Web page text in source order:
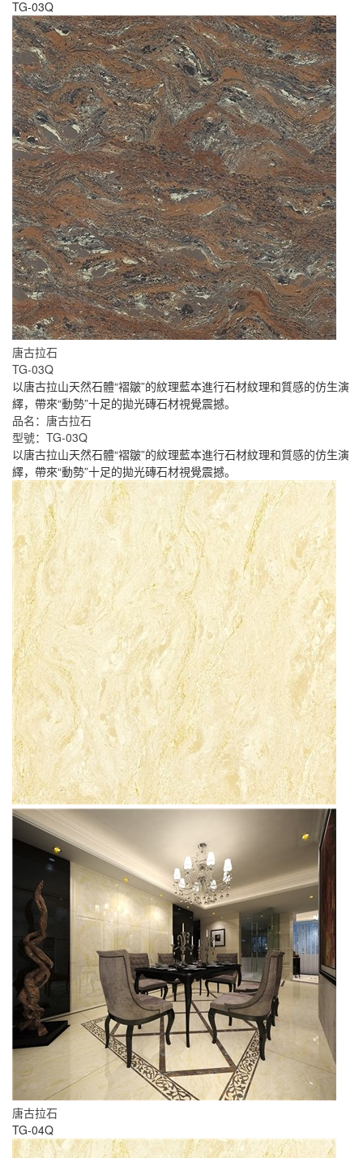
TG-03Q
唐古拉石
TG-03Q
以唐古拉山天然石體“褶皺”的紋理藍本進行石材紋理和質感的仿生演
繹，帶來“動勢”十足的拋光磚石材視覺震撼。
品名：唐古拉石
型號：TG-03Q
以唐古拉山天然石體“褶皺”的紋理藍本進行石材紋理和質感的仿生演
繹，帶來“動勢”十足的拋光磚石材視覺震撼。
唐古拉石
TG-04Q